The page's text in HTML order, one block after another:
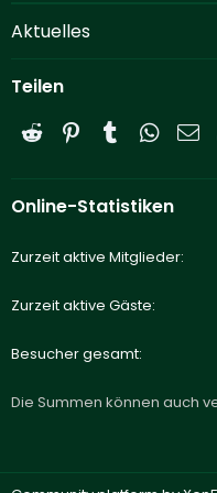
Aktuelles
Teilen
Reddit PinterestTumblr
Online-Statistiken
Zurzeit aktive Mitglieder
Zurzeit aktive Gäste
Besucher gesamt
Die Summen können auch